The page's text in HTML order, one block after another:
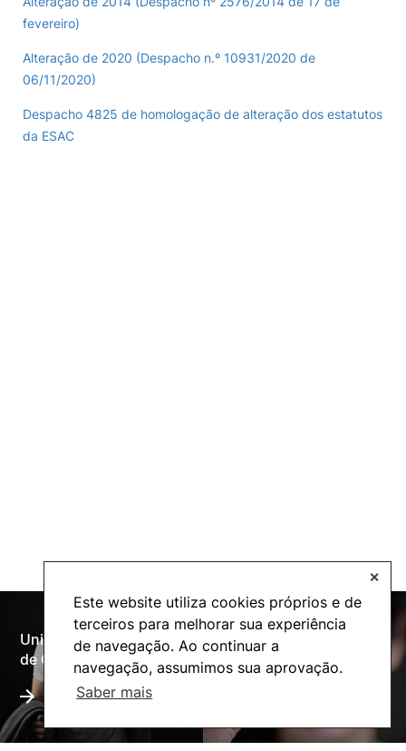
Este website utiliza cookies próprios e de
terceiros para melhorar sua experiência
de navegação. Ao continuar a
navegação, assumimos sua aprovação.
Saber mais
✕
Mudança de Par Instituição/Curso
fevereiro)
Alteração de 2020 (Despacho n.º 10931/2020 de
06/11/2020)
Despacho 4825 de homologação de alteração dos estatutos
da ESAC
Universidade Politécnica
de Coimbra
Oferta Formativa